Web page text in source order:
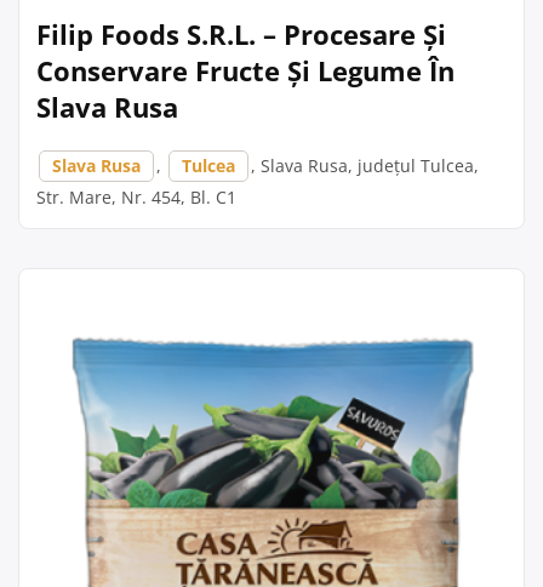
Filip Foods S.R.L. – Procesare Și
Conservare Fructe Și Legume În
Slava Rusa
Slava Rusa , Tulcea
, Slava Rusa, județul Tulcea,
Str. Mare, Nr. 454, Bl. C1